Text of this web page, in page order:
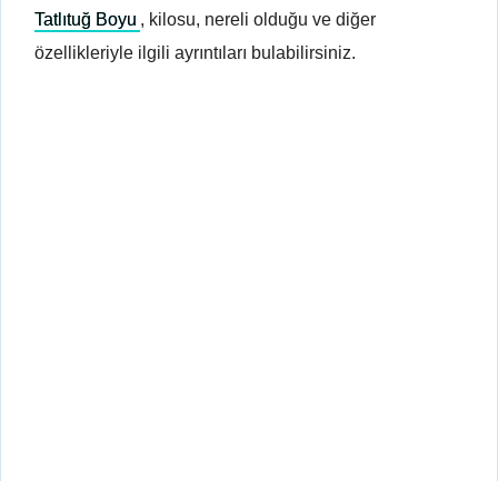
Tatlıtuğ Boyu , kilosu, nereli olduğu ve diğer
özellikleriyle ilgili ayrıntıları bulabilirsiniz.